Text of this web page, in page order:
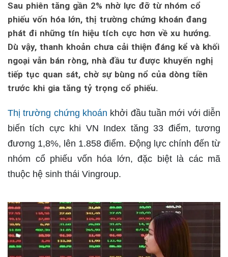
Sau phiên tăng gần 2% nhờ lực đỡ từ nhóm cổ
phiếu vốn hóa lớn, thị trường chứng khoán đang
phát đi những tín hiệu tích cực hơn về xu hướng.
Dù vậy, thanh khoản chưa cải thiện đáng kể và khối
ngoại vẫn bán ròng, nhà đầu tư được khuyến nghị
tiếp tục quan sát, chờ sự bùng nổ của dòng tiền
trước khi gia tăng tỷ trọng cổ phiếu.
Thị trường chứng khoán khởi đầu tuần mới với diễn
biến tích cực khi VN Index tăng 33 điểm, tương
đương 1,8%, lên 1.858 điểm. Động lực chính đến từ
nhóm cổ phiếu vốn hóa lớn, đặc biệt là các mã
thuộc hệ sinh thái Vingroup.